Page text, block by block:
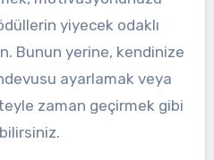
yiyecek odaklı
Bunun yerine, kendinize
ayarlamak veya
zaman geçirmek gibi